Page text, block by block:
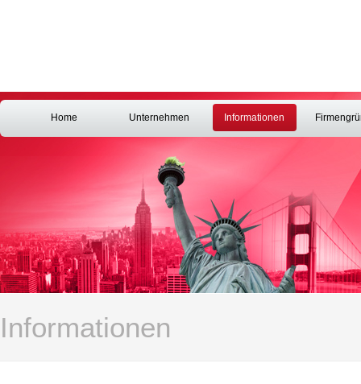
Home Unternehmen Informationen
Informationen